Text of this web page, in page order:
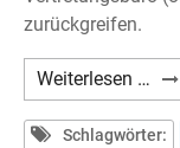
zurückgreifen.
Weiterlesen … Das
in
Schlagwörter: